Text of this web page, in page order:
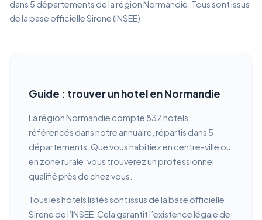
dans 5 départements de la région Normandie. Tous sont issus
de la base officielle Sirene (INSEE).
Guide : trouver un hotel en Normandie
La région Normandie compte 837 hotels
référencés dans notre annuaire, répartis dans 5
départements. Que vous habitiez en centre-ville ou
en zone rurale, vous trouverez un professionnel
qualifié près de chez vous.
Tous les hotels listés sont issus de la base officielle
Sirene de l’INSEE. Cela garantit l’existence légale de